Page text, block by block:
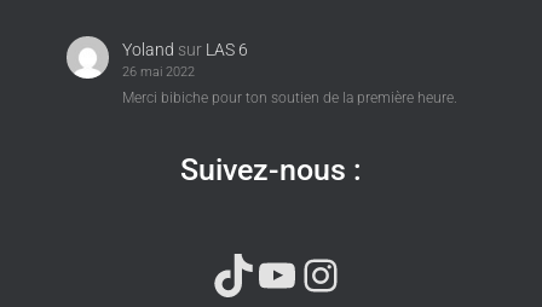
Yoland sur LAS 6
26 mai 2022
Merci bibiche pour ton soutien de la première heure.
Suivez-nous :